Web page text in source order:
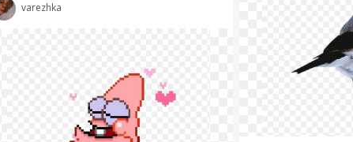
varezhka